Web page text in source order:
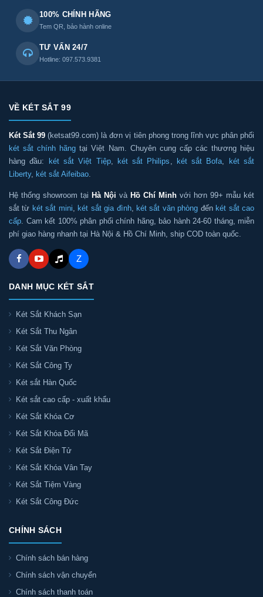
100% CHÍNH HÃNG
Tem QR, bảo hành online
TƯ VẤN 24/7
Hotline: 097.573.9381
VỀ KÉT SẮT 99
Két Sắt 99 (ketsat99.com) là đơn vị tiên phong trong lĩnh vực phân phối
két sắt chính hãng tại Việt Nam. Chuyên cung cấp các thương hiệu
hàng đầu: két sắt Việt Tiệp, két sắt Philips két sắt Bofa
két sắt
Liberty, két sắt Aifeibao
Hệ thống showroom tại Hà Nội và Hồ Chí Minh với hơn 99+ mẫu két
sắt từ két sắt mini ,két sắt gia đình, két sắt văn phòng đếnkét sắt cao
cấp . Cam kết 100% phân phối chính hãng, bảo hành 24-60 tháng, miễn
phí giao hàng nhanh tại Hà Nội & Hồ Chí Minh, ship COD toàn quốc.
Z
DANH MỤC KÉT SẮT
Két Sắt Khách Sạn
Két Sắt Thu Ngân
Két Sắt Văn Phòng
Két Sắt Công Ty
Két sắt Hàn Quốc
Két sắt cao cấp - xuất khẩu
Két Sắt Khóa Cơ
Két Sắt Khóa Đổi Mã
Két Sắt Điện Tử
Két Sắt Khóa Vân Tay
Két Sắt Tiệm Vàng
Két Sắt Công Đức
CHÍNH SÁCH
Chính sách bán hàng
Chính sách vận chuyển
Chính sách thanh toán